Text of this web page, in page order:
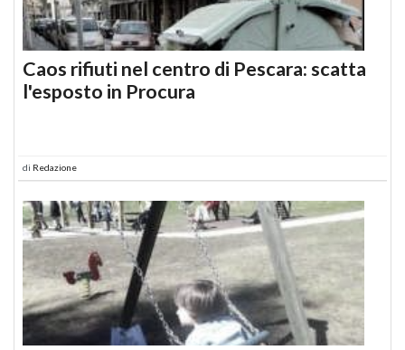
Caos rifiuti nel centro di Pescara: scatta
l'esposto in Procura
di Redazione